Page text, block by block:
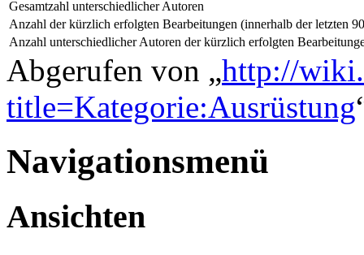
Gesamtzahl unterschiedlicher Autoren
Anzahl der kürzlich erfolgten Bearbeitungen (innerhalb der letzten
Anzahl unterschiedlicher Autoren der kürzlich erfolgten
Abgerufen von „http://
title=Kategorie:Ausrüstung
Navigationsmenü
Ansichten